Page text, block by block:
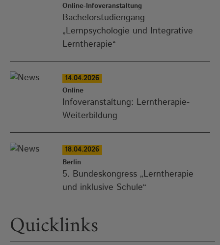
Online-Infoveranstaltung
Bachelorstudiengang
„Lernpsychologie und Integrative
Lerntherapie“
14.04.2026
Online
Infoveranstaltung: Lerntherapie-
Weiterbildung
18.04.2026
Berlin
5. Bundeskongress „Lerntherapie
und inklusive Schule“
Quicklinks